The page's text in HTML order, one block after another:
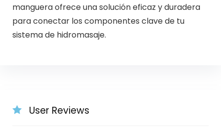
manguera ofrece una solución eficaz y duradera
para conectar los componentes clave de tu
sistema de hidromasaje.
User Reviews